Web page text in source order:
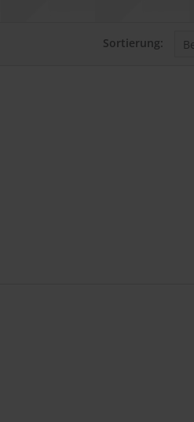
Sortierung: